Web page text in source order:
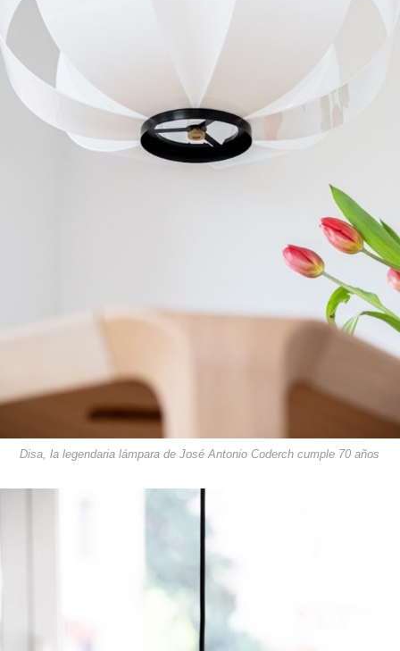
Disa, la legendaria lámpara de José Antonio Coderch cumple 70 años